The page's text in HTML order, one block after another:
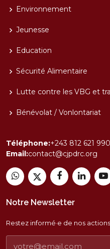
Environnement
Jeunesse
Education
Sécurité Alimentaire
Lutte contre les VBG et
Bénévolat / Vonlontariat
Téléphone:+243 812 621
Email:contact@cjpdrc.org
Notre Newsletter
Restez informé·e de nos